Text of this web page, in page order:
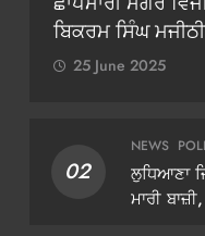
ਬਿਕਰਮ ਸਿੰਘ
25 June 2025
02
NEWS
ਲੁਧਿਆਣਾ
ਮਾਰੀ